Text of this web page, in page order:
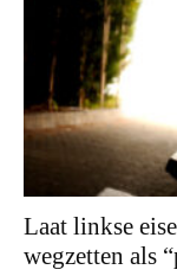
Laat linkse
wegzetten als